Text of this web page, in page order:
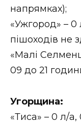
напрямках);
«Ужгород» – 0
пішоходів не
«Малі
09 до 21
Угорщина:
«Тиса» – 0 л/а,